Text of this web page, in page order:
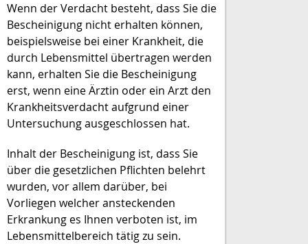
Wenn der Verdacht besteht, dass Sie die
Bescheinigung nicht erhalten können,
beispielsweise bei einer Krankheit, die
durch Lebensmittel übertragen werden
kann, erhalten Sie die Bescheinigung
erst, wenn eine Ärztin oder ein Arzt den
Krankheitsverdacht aufgrund einer
Untersuchung ausgeschlossen hat.
Inhalt der Bescheinigung ist, dass Sie
über die gesetzlichen Pflichten belehrt
wurden, vor allem darüber, bei
Vorliegen welcher ansteckenden
Erkrankung es Ihnen verboten ist, im
Lebensmittelbereich tätig zu sein.